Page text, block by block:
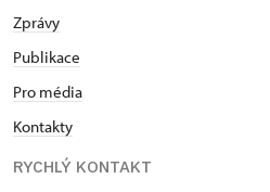
Zprávy
Publikace
Pro média
Kontakty
RYCHLÝ KONTAKT